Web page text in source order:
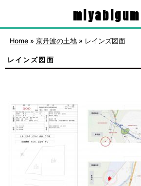
miyabigumi
Home » 京丹波の土地 » レインズ図面
レインズ図面